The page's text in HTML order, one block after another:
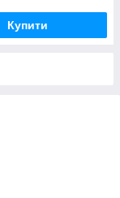
Купити